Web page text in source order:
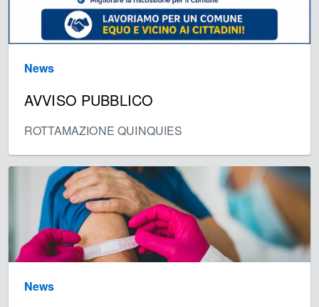
News
AVVISO PUBBLICO
ROTTAMAZIONE QUINQUIES
News